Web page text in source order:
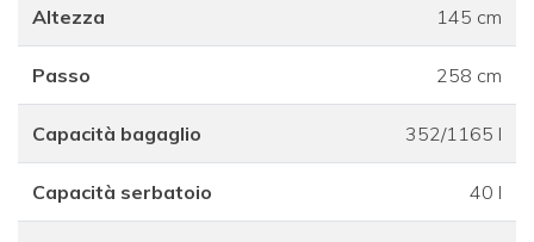
Altezza 145 cm
Passo 258 cm
Capacità bagaglio 352/1165 l
Capacità serbatoio 40 l